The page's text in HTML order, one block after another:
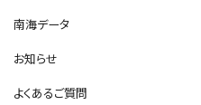
南海データ
お知らせ
よくあるご質問